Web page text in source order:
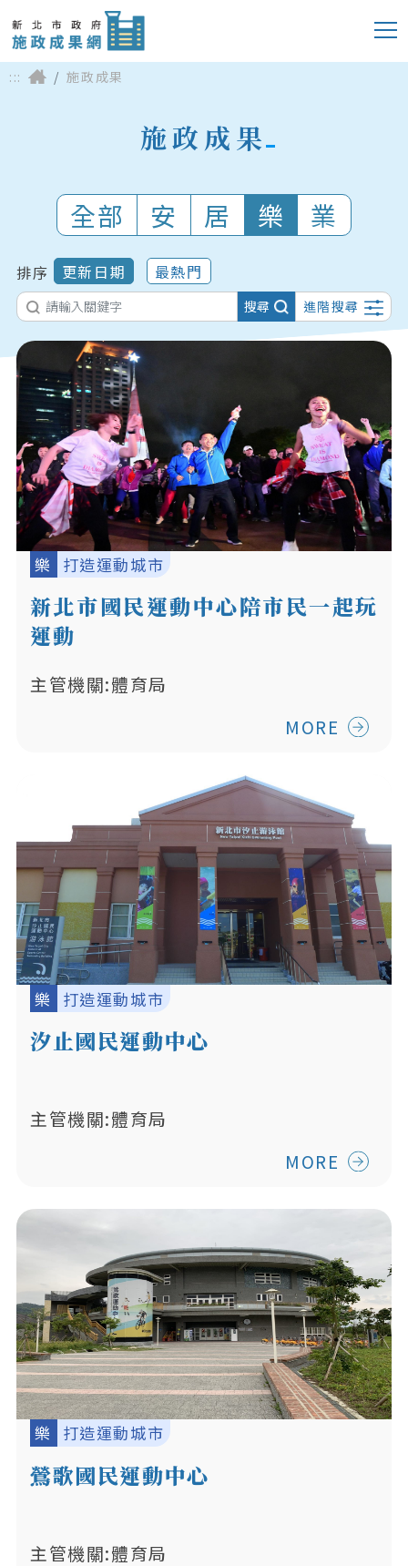
::: 施政成果
施政成果
全部 安 居 樂 業
排序 更新日期 最熱門
搜尋 進階搜尋
樂 打造運動城市
新北市國民運動中心陪市民一起玩
運動
主管機關:體育局
MORE
樂 打造運動城市
汐止國民運動中心
主管機關:體育局
MORE
樂 打造運動城市
鶯歌國民運動中心
主管機關:體育局